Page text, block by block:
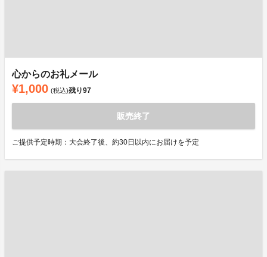
心からのお礼メール
¥1,000 (税込)残り97
販売終了
ご提供予定時期：大会終了後、約30日以内にお届けを予定